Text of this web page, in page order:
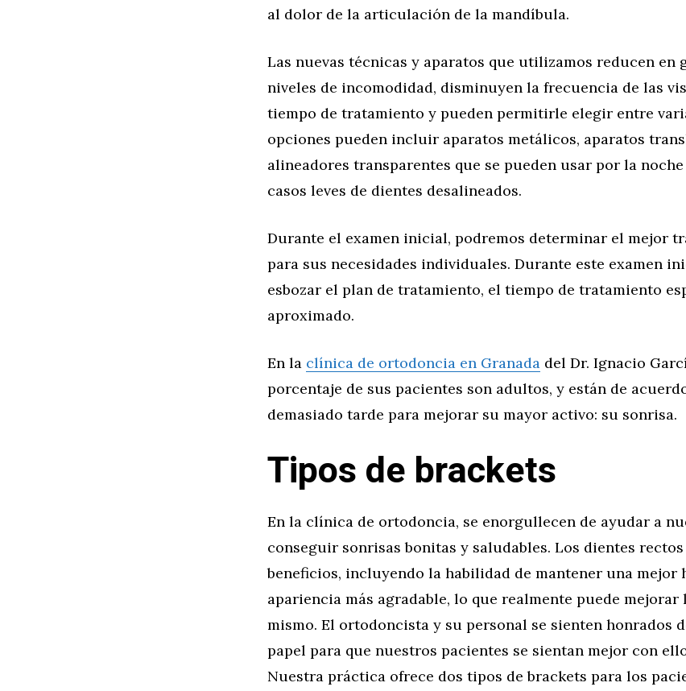
al dolor de la articulación de la mandíbula.
Las nuevas técnicas y aparatos que utilizamos reducen en
niveles de incomodidad, disminuyen la frecuencia de las
tiempo de tratamiento y pueden permitirle elegir entre
opciones pueden incluir aparatos metálicos, aparatos
alineadores transparentes que se pueden usar por la
casos leves de dientes desalineados.
Durante el examen inicial, podremos determinar el mejor
para sus necesidades individuales. Durante este examen
esbozar el plan de tratamiento, el tiempo de tratamiento
aproximado.
En la clínica de ortodoncia en Granada del Dr. Ignacio
porcentaje de sus pacientes son adultos, y están de
demasiado tarde para mejorar su mayor activo: su sonrisa.
Tipos de brackets
En la clínica de ortodoncia, se enorgullecen de ayudar a
conseguir sonrisas bonitas y saludables. Los dientes
beneficios, incluyendo la habilidad de mantener una mejor
apariencia más agradable, lo que realmente puede mejorar
mismo. El ortodoncista y su personal se sienten honrados
papel para que nuestros pacientes se sientan mejor con
Nuestra práctica ofrece dos tipos de brackets para los